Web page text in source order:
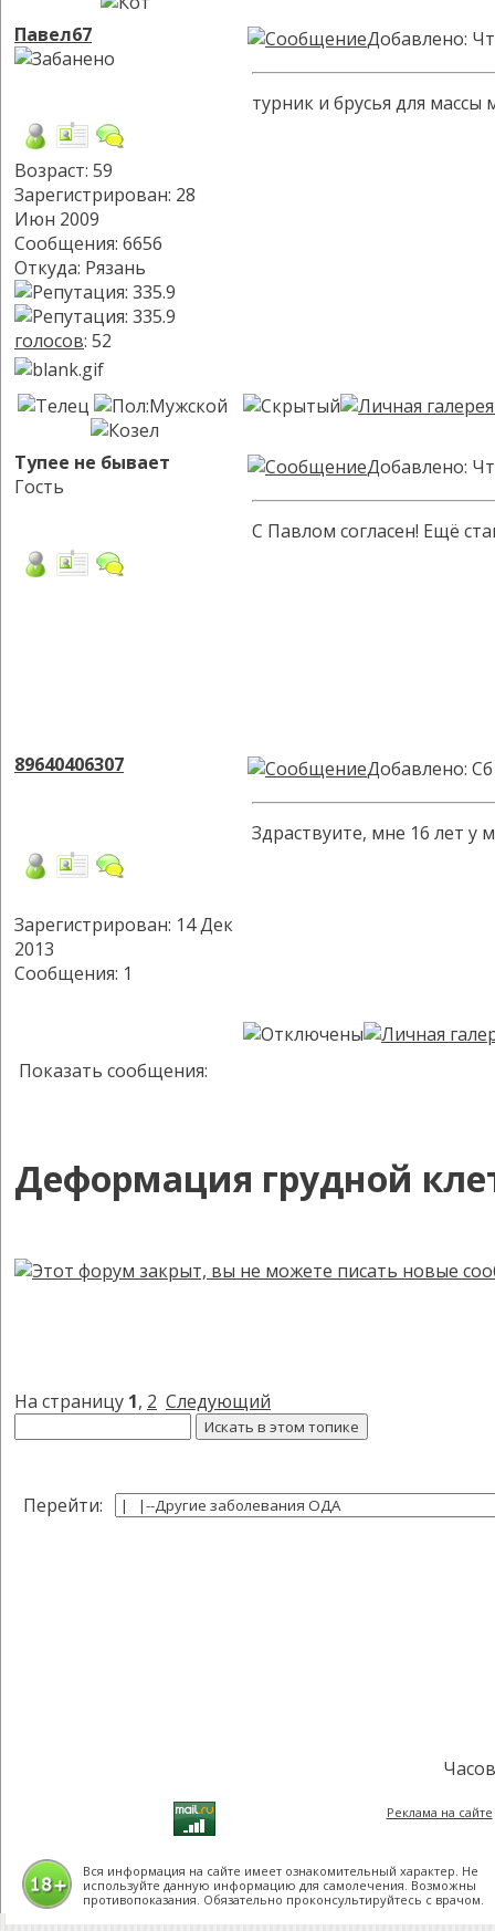
Павел67
Возраст: 59
Зарегистрирован: 28
Июн 2009
Сообщения: 6656
Откуда: Рязань
голосов: 52
Добавлено:
турник и брусья для
Тупее не бывает
Гость
Добавлено:
С Павлом согласен! Ещё
89640406307
Зарегистрирован: 14 Дек
2013
Сообщения: 1
Добавлено:
Здраствуите, мне 16 лет у
Показать сообщения:
Деформация грудной
На страницу 1, 2 Следующий
Перейти:
Реклама на сайте
Вся информация на сайте имеет ознакомительный характер. Не
используйте данную информацию для самолечения. Возможны
противопоказания. Обязательно проконсультируйтесь с врачом.